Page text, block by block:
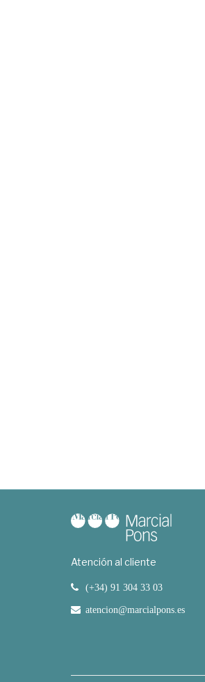
Atención al cliente
(+34) 91 304 33 03
atencion@marcialpons.es